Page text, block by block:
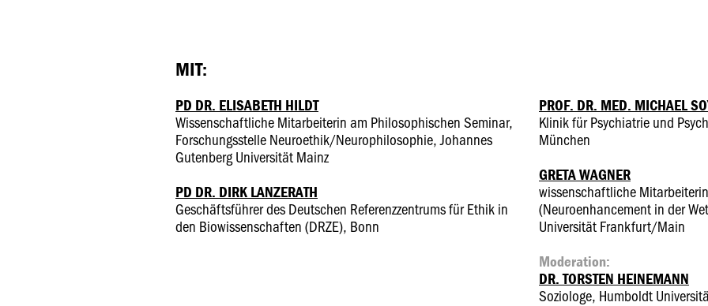
MIT:
PD DR. ELISABETH HILDT
Wissenschaftliche Mitarbeiterin am Philosophischen Seminar,
Forschungsstelle Neuroethik/Neurophilosophie, Johannes
Gutenberg Universität Mainz
PD DR. DIRK LANZERATH
Geschäftsführer des Deutschen Referenzzentrums für Ethik in
den Biowissenschaften (DRZE), Bonn
PROF. DR. MED. MICHAEL
Klinik für Psychiatrie und
München
GRETA WAGNER
wissenschaftliche
(Neuroenhancement in der
Universität Frankfurt/Main
Moderation:
DR. TORSTEN HEINEMANN
Soziologe, Humboldt